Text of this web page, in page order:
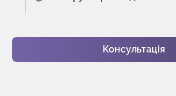
Консультація